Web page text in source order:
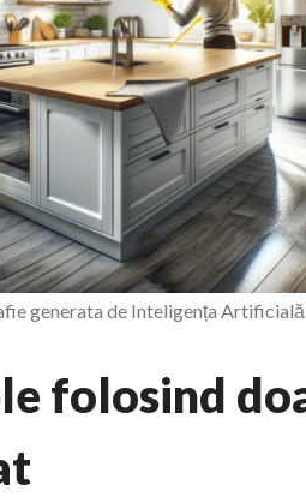
generata de Inteligența Artificială
folosind